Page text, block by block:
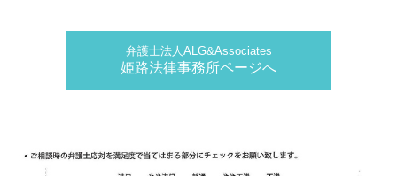
弁護士法人ALG&Associates
姫路法律事務所ページへ